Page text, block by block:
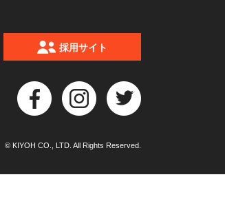
採用サイト
© KIYOH CO., LTD. All Rights Reserved.